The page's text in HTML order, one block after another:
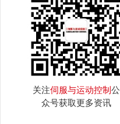
关注伺服与运动控制公
众号获取更多资讯